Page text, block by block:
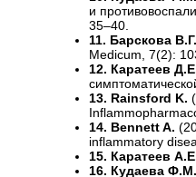
и
35–40.
11. Барскова
Medicum, 7(2):
12. Каратеев
13. Rainsford K.
14. Bennett A.
inflammatory
15. Каратеев
16. Кудаева